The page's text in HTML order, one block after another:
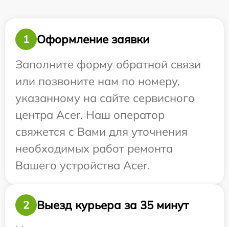
1
Оформление заявки
Заполните форму обратной связи
или позвоните нам по номеру,
указанному на сайте сервисного
центра Acer. Наш оператор
свяжется с Вами для уточнения
необходимых работ ремонта
Вашего устройства Acer.
2
Выезд курьера за 35 минут